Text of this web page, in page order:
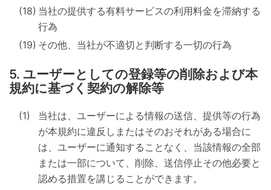
当社の提供する有料サービスの利用料金を滞納する
行為
その他、当社が不適切と判断する一切の行為
ユーザーとしての登録等の削除および本
規約に基づく契約の解除等
当社は、ユーザーによる情報の送信、提供等の行為
が本規約に違反しまたはそのおそれがある場合に
は、ユーザーに通知することなく、当該情報の全部
または一部について、削除、送信停止その他必要と
認める措置を講じることができます。